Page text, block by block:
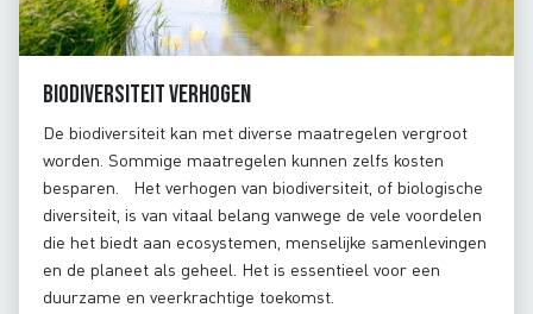
Biodiversiteit verhogen
De biodiversiteit kan met diverse maatregelen vergroot
worden. Sommige maatregelen kunnen zelfs kosten
besparen. Het verhogen van biodiversiteit, of biologische
diversiteit, is van vitaal belang vanwege de vele voordelen
die het biedt aan ecosystemen, menselijke samenlevingen
en de planeet als geheel. Het is essentieel voor een
duurzame en veerkrachtige toekomst.